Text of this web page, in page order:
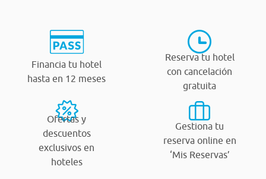
Financia tu hotel
hasta en 12 meses
Reserva tu hotel
con cancelación
gratuita
Ofertas y
descuentos
exclusivos en
hoteles
Gestiona tu
reserva online en
‘Mis Reservas’